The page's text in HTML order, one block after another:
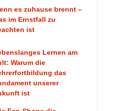
es zuhause brennt –
im Ernstfall zu
ist
Lernen am
Warum die
das
unserer
ist